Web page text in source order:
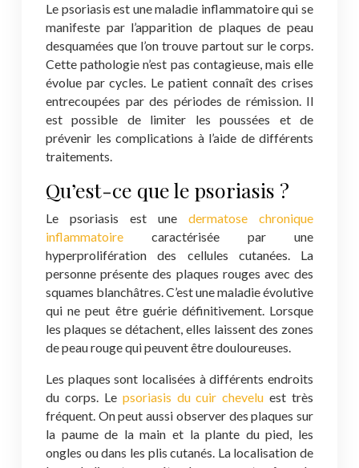
Le psoriasis est une maladie inflammatoire qui se
manifeste par l’apparition de plaques de peau
desquamées que l’on trouve partout sur le corps.
Cette pathologie n’est pas contagieuse, mais elle
évolue par cycles. Le patient connaît des crises
entrecoupées par des périodes de rémission. Il
est possible de limiter les poussées et de
prévenir les complications à l’aide de différents
traitements.
Qu’est-ce que le psoriasis ?
Le psoriasis est une dermatose chronique
inflammatoire caractérisée par une
hyperprolifération des cellules cutanées. La
personne présente des plaques rouges avec des
squames blanchâtres. C’est une maladie évolutive
qui ne peut être guérie définitivement. Lorsque
les plaques se détachent, elles laissent des zones
de peau rouge qui peuvent être douloureuses.
Les plaques sont localisées à différents endroits
du corps. Le psoriasis du cuir chevelu est très
fréquent. On peut aussi observer des plaques sur
la paume de la main et la plante du pied, les
ongles ou dans les plis cutanés. La localisation de